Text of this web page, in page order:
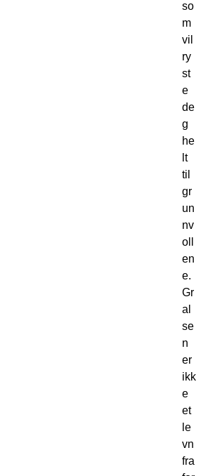
so
m
vil
ry
st
e
de
g
he
lt
til
gr
un
nv
oll
en
e.
Gr
al
se
n
er
ikk
e
et
le
vn
fra